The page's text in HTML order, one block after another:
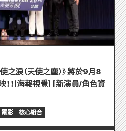
之淚（天使之塵）》將於9月8
！！[海報視覺] [新演員/角色資
電影 核心組合